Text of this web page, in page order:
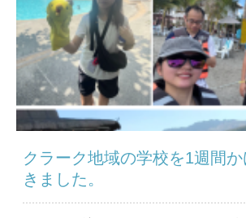
クラーク地域の学校を1週間
きました。